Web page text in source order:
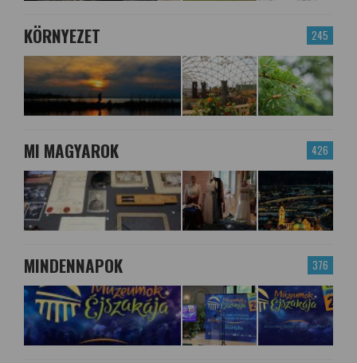
245
KÖRNYEZET
426
MI MAGYAROK
376
MINDENNAPOK